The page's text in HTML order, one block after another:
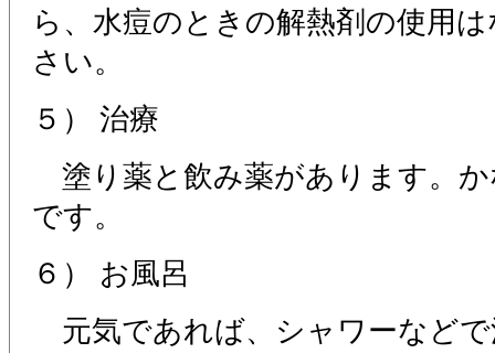
ら、水痘のときの解熱剤の使用
さい。
５） 治療
塗り薬と飲み薬があります。
です。
６） お風呂
元気であれば、シャワーなど